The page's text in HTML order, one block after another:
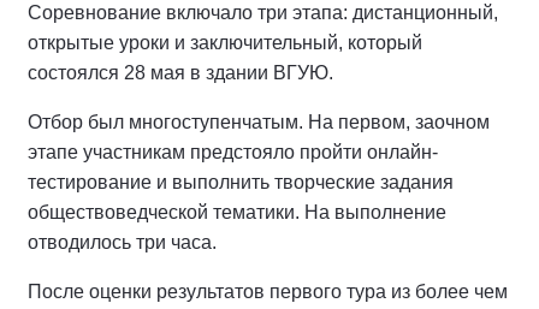
Соревнование включало три этапа: дистанционный,
открытые уроки и заключительный, который
состоялся 28 мая в здании ВГУЮ.
Отбор был многоступенчатым. На первом, заочном
этапе участникам предстояло пройти онлайн-
тестирование и выполнить творческие задания
обществоведческой тематики. На выполнение
отводилось три часа.
После оценки результатов первого тура из более чем